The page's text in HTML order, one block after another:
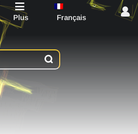
Plus Français